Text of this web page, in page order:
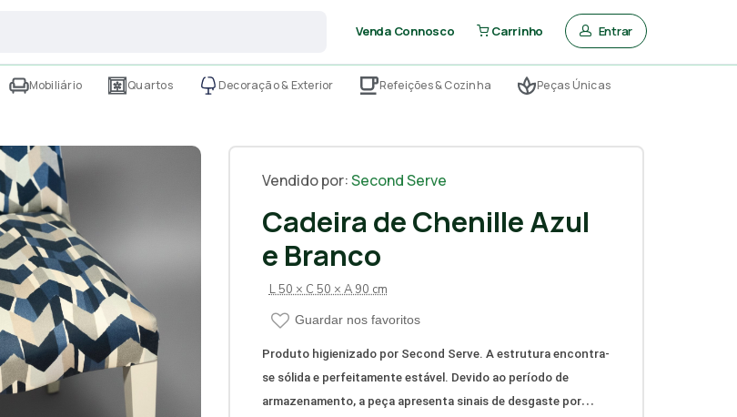
Venda Connosco Carrinho Entrar
Mobiliário Quartos Decoração & Exterior Refeições & Cozinha Peças Únicas
Vendido por:Second Serve
Cadeira de Chenille Azul
e Branco
L 50 × C 50 × A 90 cm
Guardar nos favoritos
Produto higienizado por Second Serve. A estrutura encontra-
se sólida e perfeitamente estável. Devido ao período de
armazenamento, a peça apresenta sinais de desgaste por